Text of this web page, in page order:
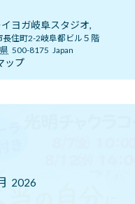
チブレインヨガ岐
ヨガ岐阜スタジオ,
長住町2-2岐阜都ビル５階
500-8175 Japan
ップ
2026